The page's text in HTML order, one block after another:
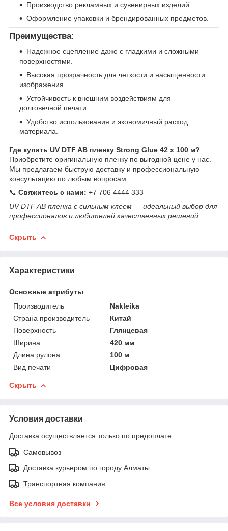
Производство рекламных и сувенирных изделий.
Оформление упаковки и брендированных предметов.
Преимущества:
Надежное сцепление даже с гладкими и сложными
поверхностями.
Высокая прозрачность для четкости и насыщенности
изображения.
Устойчивость к внешним воздействиям для
долговечной печати.
Удобство использования и экономичный расход
материала.
Где купить UV DTF AB пленку Strong Glue 42 х 100 м?
Приобретите оригинальную пленку по выгодной цене у нас.
Мы предлагаем быструю доставку и профессиональную
консультацию по любым вопросам.
📞 Свяжитесь с нами: +7 706 4444 333
UV DTF AB пленка с сильным клеем — идеальный выбор для
профессионалов и любителей качественных решений.
Скрыть
Характеристики
Основные атрибуты
Производитель
Nakleika
Страна производитель
Китай
Поверхность
Глянцевая
Ширина
420 мм
Длина рулона
100 м
Вид печати
Цифровая
Скрыть
Условия доставки
Доставка осуществляется только по предоплате.
Самовывоз
Доставка курьером по городу Алматы
Транспортная компания
Все условия доставки